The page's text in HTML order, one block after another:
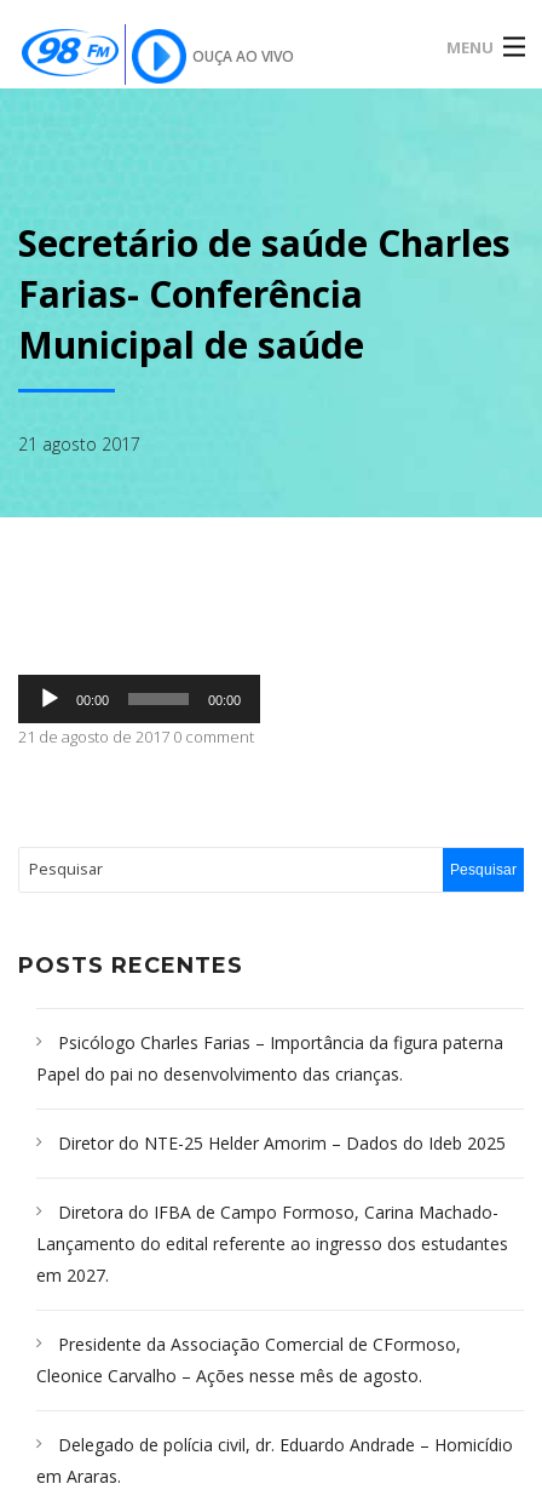
OUÇA AO VIVO MENU
SOBRE
CONTATO
Secretário de saúde Charles
Farias- Conferência
Municipal de saúde
21 agosto 2017
Tocador
áudio
00:00 00:00
21 de agosto de 2017 0 comment
POSTS RECENTES
Psicólogo Charles Farias – Importância da figura paterna
Papel do pai no desenvolvimento das crianças.
Diretor do NTE-25 Helder Amorim – Dados do Ideb 2025
Diretora do IFBA de Campo Formoso, Carina Machado-
Lançamento do edital referente ao ingresso dos estudantes
em 2027.
Presidente da Associação Comercial de CFormoso,
Cleonice Carvalho – Ações nesse mês de agosto.
Delegado de polícia civil, dr. Eduardo Andrade – Homicídio
em Araras.